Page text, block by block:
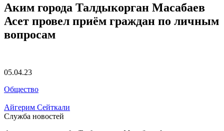
Аким города Талдыкорган Масабаев
Асет провел приём граждан по личным
вопросам
05.04.23
Общество
Айгерим Сейткали
Служба новостей